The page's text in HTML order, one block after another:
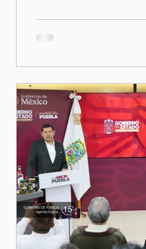
gobernador de
Alejandro
respaldó la
presidenta
Sheinbaum
dirigencia
Morena y dejó
la Comisión
Honor y